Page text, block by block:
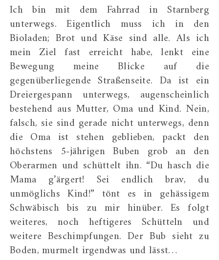
Ich bin mit dem Fahrrad in Starnberg
unterwegs. Eigentlich muss ich in den
Bioladen; Brot und Käse sind alle. Als ich
mein Ziel fast erreicht habe, lenkt eine
Bewegung meine Blicke auf die
gegenüberliegende Straßenseite. Da ist ein
Dreiergespann unterwegs, augenscheinlich
bestehend aus Mutter, Oma und Kind. Nein,
falsch, sie sind gerade nicht unterwegs, denn
die Oma ist stehen geblieben, packt den
höchstens 5-jährigen Buben grob an den
Oberarmen und schüttelt ihn. “Du hasch die
Mama g’ärgert! Sei endlich brav, du
unmöglichs Kind!” tönt es in gehässigem
Schwäbisch bis zu mir hinüber. Es folgt
weiteres, noch heftigeres Schütteln und
weitere Beschimpfungen. Der Bub sieht zu
Boden, murmelt irgendwas und lässt…